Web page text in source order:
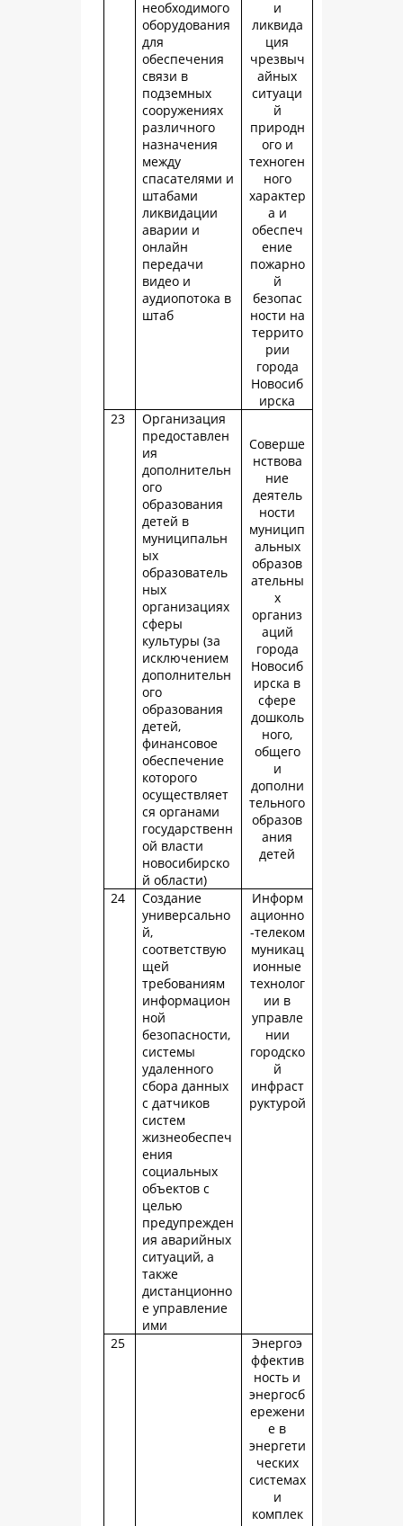
необходимого
оборудования
для
обеспечения
связи в
подземных
сооружениях
различного
назначения
между
спасателями и
штабами
ликвидации
аварии и
онлайн
передачи
видео и
аудиопотока в
штаб
и
ликвида
ция
чрезвыч
айных
ситуаци
й
природн
ого и
техноген
ного
характер
а и
обеспеч
ение
пожарно
й
безопас
ности на
террито
рии
города
Новосиб
ирска
23
Организация
предоставлен
ия
дополнительн
ого
образования
детей в
муниципальн
ых
образователь
ных
организациях
сферы
культуры (за
исключением
дополнительн
ого
образования
детей,
финансовое
обеспечение
которого
осуществляет
ся органами
государственн
ой власти
новосибирско
й области)
Соверше
нствова
ние
деятель
ности
муницип
альных
образов
ательны
х
организ
аций
города
Новосиб
ирска в
сфере
дошколь
ного,
общего
и
дополни
тельного
образов
ания
детей
24
Создание
универсально
й,
соответствую
щей
требованиям
информацион
ной
безопасности,
системы
удаленного
сбора данных
с датчиков
систем
жизнеобеспеч
ения
социальных
объектов с
целью
предупрежден
ия аварийных
ситуаций, а
также
дистанционно
е управление
ими
Информ
ационно
-телеком
муникац
ионные
технолог
ии в
управле
нии
городско
й
инфраст
руктурой
25
Энергоэ
ффектив
ность и
энергосб
ережени
е в
энергети
ческих
системах
и
комплек